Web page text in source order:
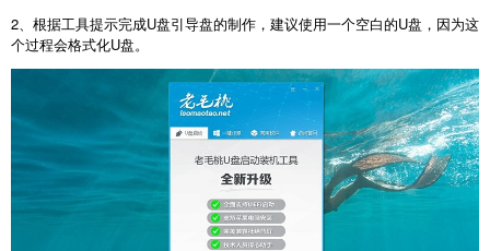
2、根据工具提示完成U盘引导盘的制作，建议使用一个空白的U盘，因为这
个过程会格式化U盘。